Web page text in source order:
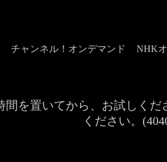
チャンネル！オンデマンド NHK
を置いてから、お試しく
ください。